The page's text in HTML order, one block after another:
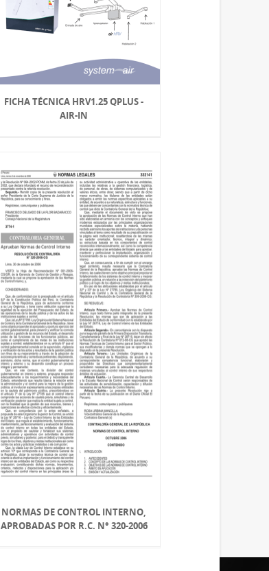
FICHA TÉCNICA HRV1.25 QPLUS -
AIR-IN
NORMAS DE CONTROL INTERNO,
APROBADAS POR R.C. N° 320-2006